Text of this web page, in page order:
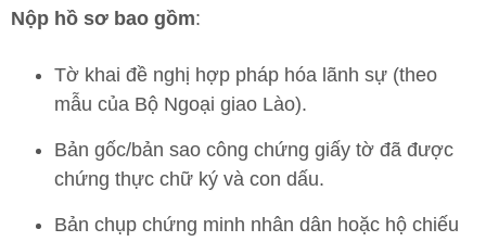
Nộp hồ sơ bao gồm:
Tờ khai đề nghị hợp pháp hóa lãnh sự (theo
mẫu của Bộ Ngoại giao Lào).
Bản gốc/bản sao công chứng giấy tờ đã được
chứng thực chữ ký và con dấu.
Bản chụp chứng minh nhân dân hoặc hộ chiếu